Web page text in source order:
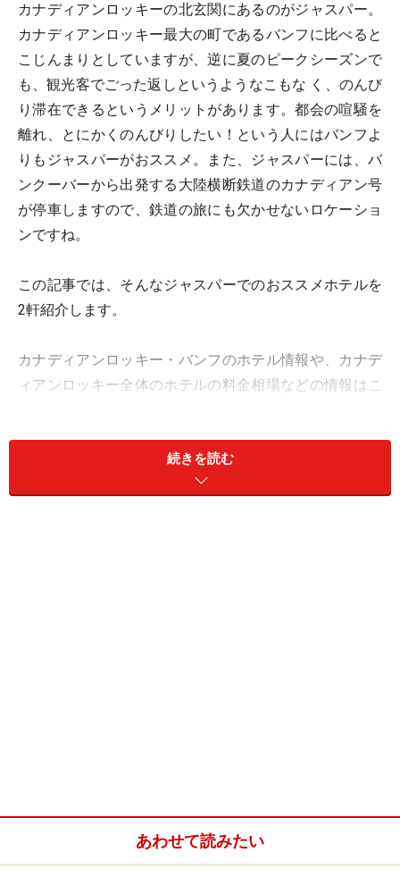
カナディアンロッキーの北玄関にあるのがジャスパー。
カナディアンロッキー最大の町であるバンフに比べると
こじんまりとしていますが、逆に夏のピークシーズンで
も、観光客でごった返しというようなこもな く、のんび
り滞在できるというメリットがあります。都会の喧騒を
離れ、とにかくのんびりしたい！という人にはバンフよ
りもジャスパーがおススメ。また、ジャスパーには、バ
ンクーバーから出発する大陸横断鉄道のカナディアン号
が停車しますので、鉄道の旅にも欠かせないロケーショ
ンですね。
この記事では、そんなジャスパーでのおススメホテルを
2軒紹介します。
カナディアンロッキー・バンフのホテル情報や、カナデ
ィアンロッキー全体のホテルの料金相場などの情報はこ
※ホテル料金やその他付帯情報は2014年12月現在のもの
です。ホテル料金は提示最低料金で、税金（連邦政府消
ルです。
こちらのホテルは別記事で詳しくご紹介。フェアモン
続きを読む
あわせて読みたい